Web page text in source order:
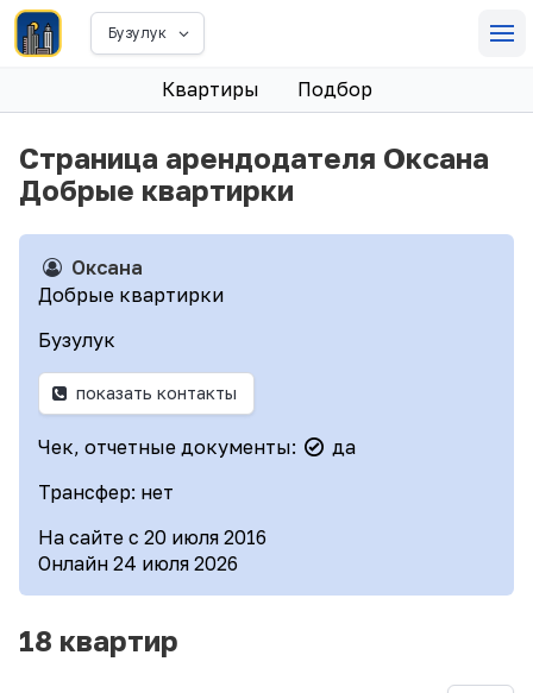
Бузулук
Квартиры Подбор
Страница арендодателя Оксана
Добрые квартирки
Оксана
Добрые квартирки
Бузулук
показать контакты
Чек, отчетные документы:
да
Трансфер: нет
На сайте с 20 июля 2016
Онлайн 24 июля 2026
18 квартир